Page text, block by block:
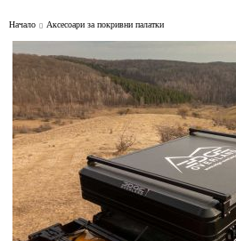
Начало Аксесоари за покривни палатки